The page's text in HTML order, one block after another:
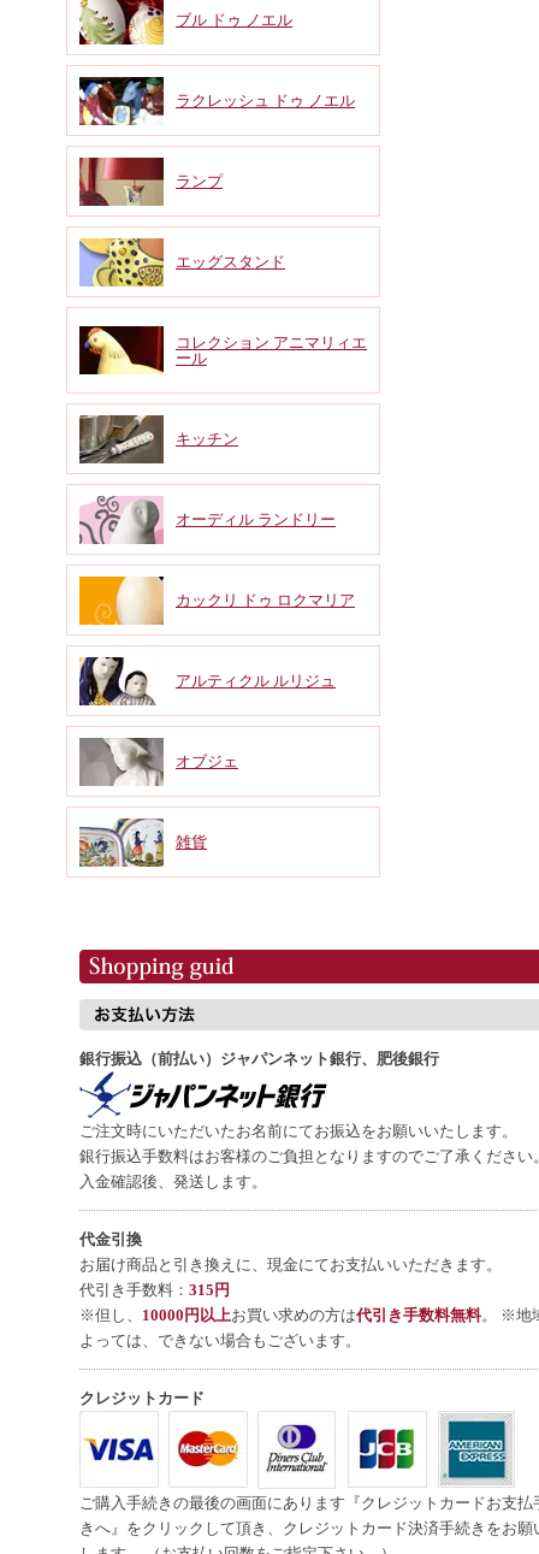
ブル ドゥ ノエル
ラクレッシュ ドゥ ノエル
ランプ
エッグスタンド
コレクション アニマリィエ
ール
キッチン
オーディル ランドリー
カックリ ドゥ ロクマリア
アルティクル ルリジュ
オブジェ
雑貨
銀行振込（前払い）ジャパンネット銀行、肥後銀行
ご注文時にいただいたお名前にてお振込をお願いいたします。
銀行振込手数料はお客様のご負担となりますのでご了承ください
入金確認後、発送します。
代金引換
お届け商品と引き換えに、現金にてお支払いいただきます。
代引き手数料： 315円
※但し、 10000円以上お買い求めの方は代引き手数料無料。 ※地
よっては、できない場合もございます。
クレジットカード
ご購入手続きの最後の画面にあります『クレジットカードお支払
きへ』をクリックして頂き、クレジットカード決済手続きをお願